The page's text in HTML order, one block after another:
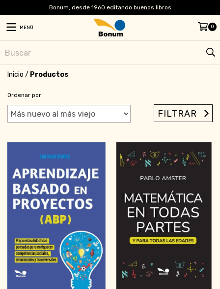
Bonum, desde 1960 editando buenos libros
MENÚ 0
Inicio / Productos
Ordenar por
FILTRAR